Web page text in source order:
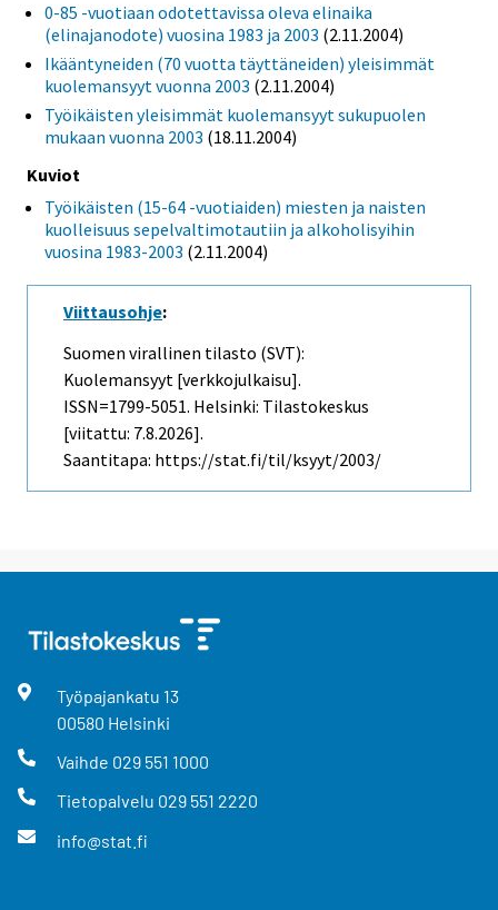
0-85 -vuotiaan odotettavissa oleva elinaika
(elinajanodote) vuosina 1983 ja 2003 (2.11.2004)
Ikääntyneiden (70 vuotta täyttäneiden) yleisimmät
kuolemansyyt vuonna 2003 (2.11.2004)
Työikäisten yleisimmät kuolemansyyt sukupuolen
mukaan vuonna 2003 (18.11.2004)
Kuviot
Työikäisten (15-64 -vuotiaiden) miesten ja naisten
kuolleisuus sepelvaltimotautiin ja alkoholisyihin
vuosina 1983-2003 (2.11.2004)
Viittausohje:
Suomen virallinen tilasto (SVT):
Kuolemansyyt [verkkojulkaisu].
ISSN=1799-5051. Helsinki: Tilastokeskus
[viitattu: 7.8.2026].
Saantitapa: https://stat.fi/til/ksyyt/2003/
Työpajankatu 13
00580 Helsinki
Vaihde 029 551 1000
Tietopalvelu 029 551 2220
info@stat.fi